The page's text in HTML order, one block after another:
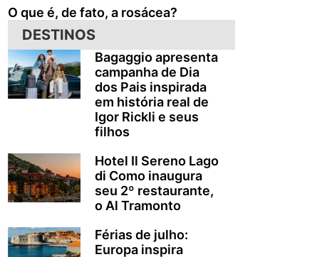
O que é, de fato, a rosácea?
DESTINOS
Bagaggio apresenta
campanha de Dia
dos Pais inspirada
em história real de
Igor Rickli e seus
filhos
Hotel Il Sereno Lago
di Como inaugura
seu 2º restaurante,
o Al Tramonto
Férias de julho:
Europa inspira